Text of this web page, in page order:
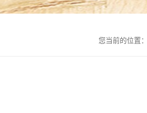
您当前的位置：